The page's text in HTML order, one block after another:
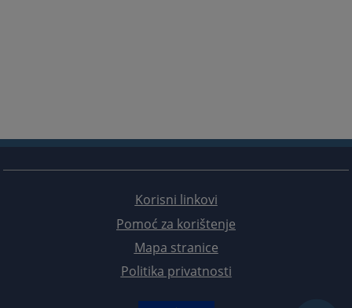
Korisni linkovi
Pomoć za korištenje
Mapa stranice
Politika privatnosti